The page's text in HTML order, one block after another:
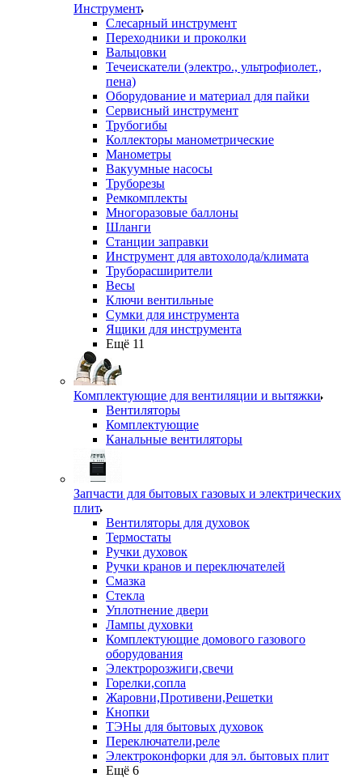
Инструмент
Слесарный инструмент
Переходники и проколки
Вальцовки
Течеискатели (электро., ультрофиолет.,
пена)
Оборудование и материал для пайки
Сервисный инструмент
Трубогибы
Коллекторы манометрические
Манометры
Вакуумные насосы
Труборезы
Ремкомплекты
Многоразовые баллоны
Шланги
Станции заправки
Инструмент для автохолода/климата
Труборасширители
Весы
Ключи вентильные
Сумки для инструмента
Ящики для инструмента
Ещё 11
Комплектующие для вентиляции и вытяжки
Вентиляторы
Комплектующие
Канальные вентиляторы
Запчасти для бытовых газовых и электрических
плит
Вентиляторы для духовок
Термостаты
Ручки духовок
Ручки кранов и переключателей
Смазка
Стекла
Уплотнение двери
Лампы духовки
Комплектующие домового газового
оборудования
Электророзжиги,свечи
Горелки,сопла
Жаровни,Противени,Решетки
Кнопки
ТЭНы для бытовых духовок
Переключатели,реле
Электроконфорки для эл. бытовых плит
Ещё 6